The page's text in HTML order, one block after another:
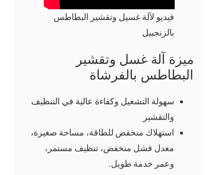
فيديو لآلة غسيل وتقشير البطاطس
بالزنجبيل
ميزة آلة غسل وتقشير
البطاطس بالفرشاة
سهولة التشغيل وكفاءة عالية في التنظيف
والتقشير
استهلاك منخفض للطاقة، مساحة صغيرة،
معدل فشل منخفض، تنظيف مستمر،
وعمر خدمة طويل.